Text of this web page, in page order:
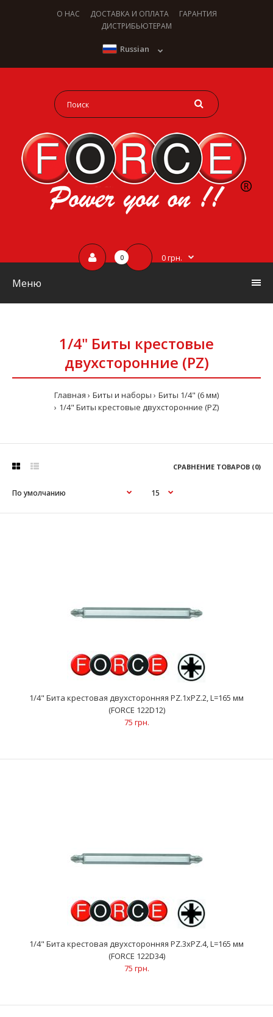
О НАС ДОСТАВКА И ОПЛАТА
ГАРАНТИЯ
ДИСТРИБЬЮТЕРАМ
Russian
0 0 грн.
Меню
1/4" Биты крестовые
двухсторонние (PZ)
Главная Биты и наборы
Биты 1/4" (6 мм)
1/4" Биты крестовые двухсторонние (PZ)
СРАВНЕНИЕ ТОВАРОВ (0)
122D12)
75 грн.
122D34)
1/4" Бита крестовая двухсторонняя РZ.1xPZ.2, L=165 мм
(FORCE 122D12)
75 грн.
1/4" Бита крестовая двухсторонняя РZ.3xPZ.4, L=165 мм
(FORCE 122D34)
75 грн.